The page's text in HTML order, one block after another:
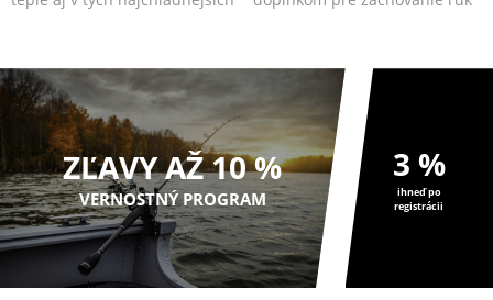
ZĽAVY AŽ 10 %
VERNOSTNÝ PROGRAM
3 %
ihneď po
registrácii